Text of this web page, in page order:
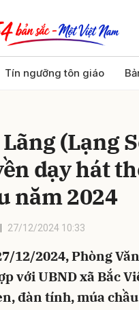
Tín ngưỡng tôn giáo
(Lạng
dạy hát
năm 2024
27/12/2024 10:33
12/2024, Phòng
với UBND xã Bắc
đàn tính, múa
Gửi